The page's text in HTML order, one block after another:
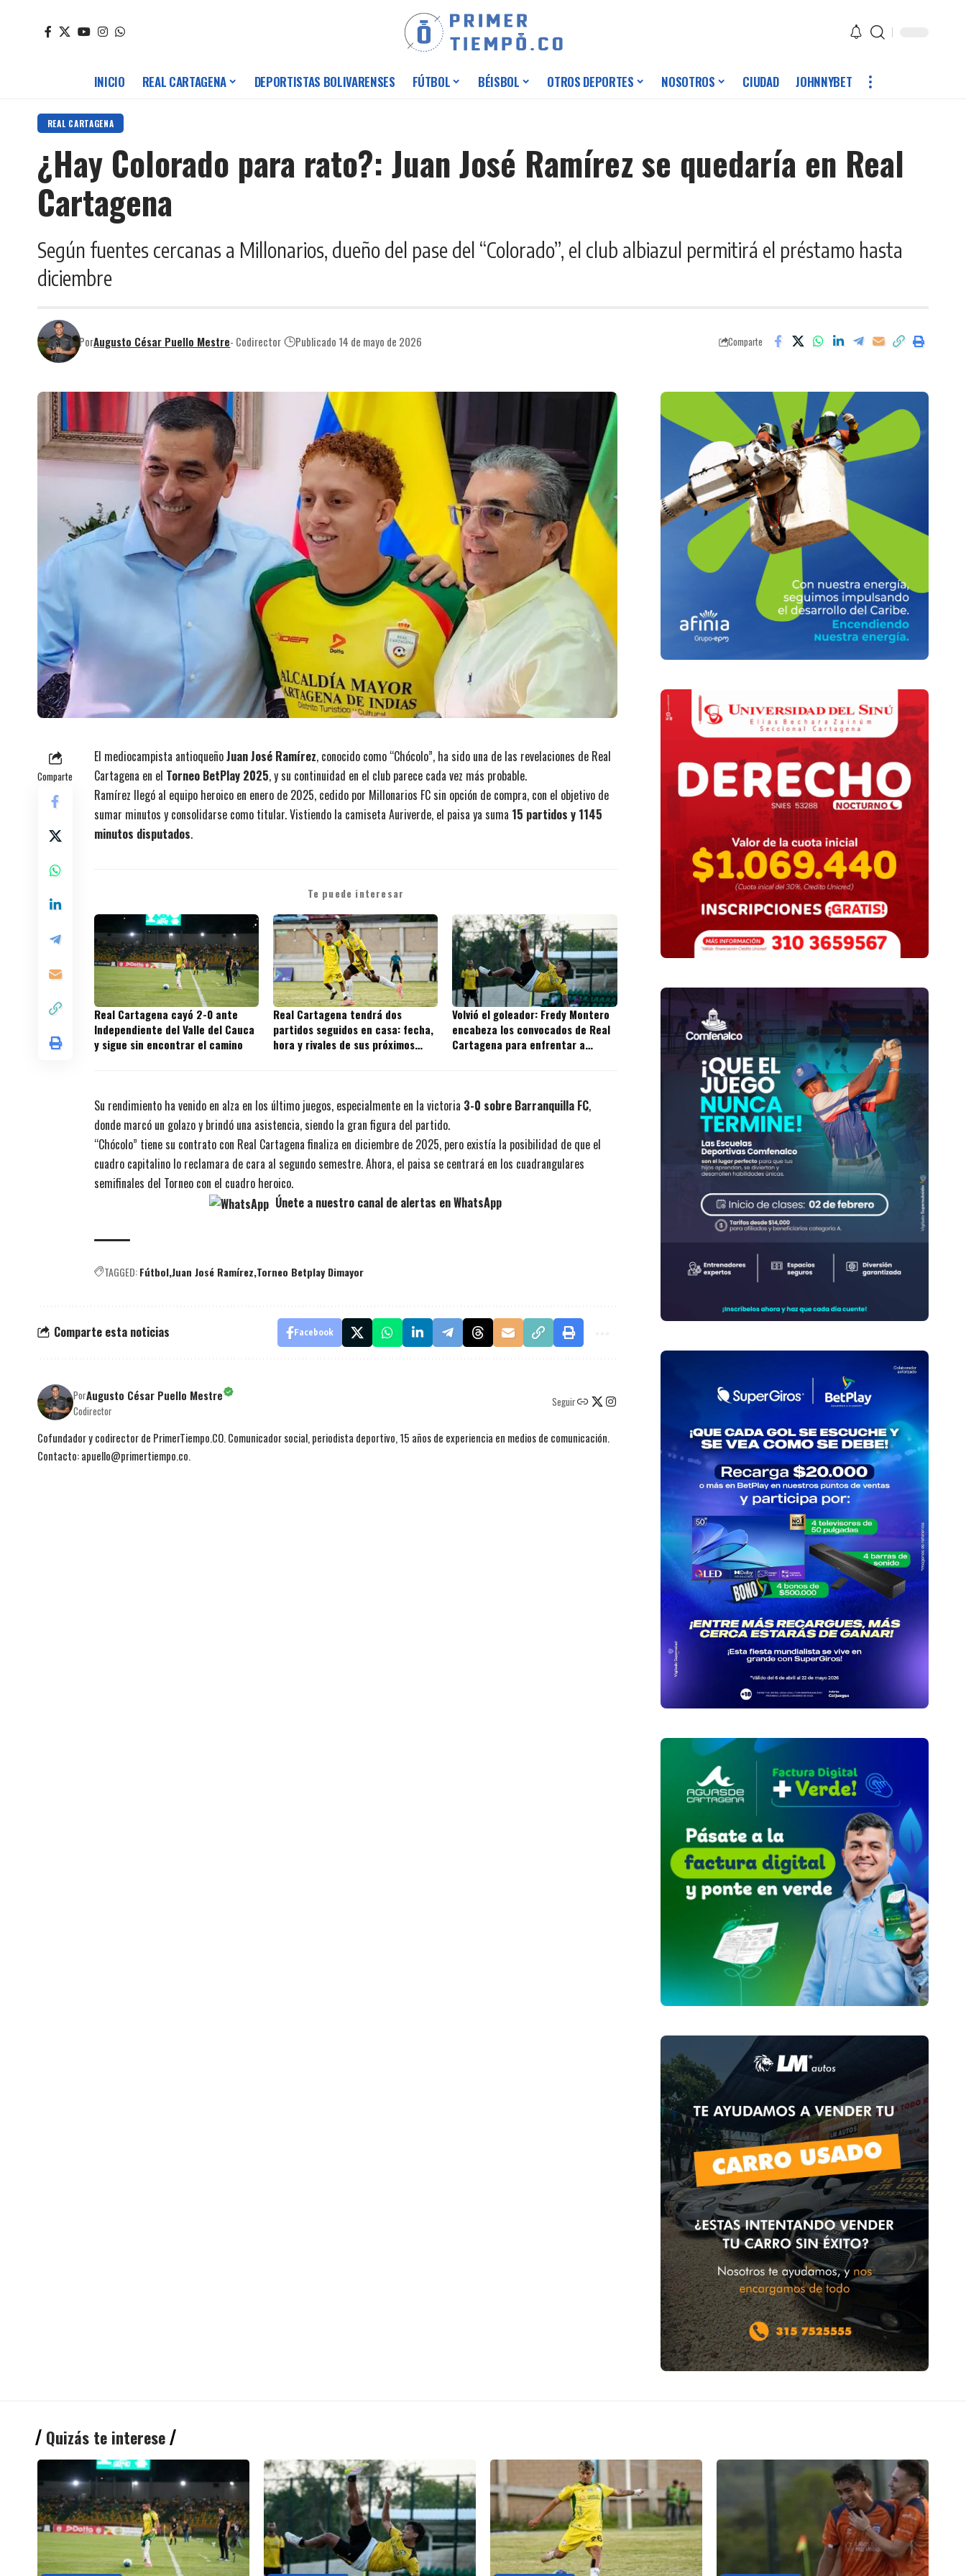
INICIO REAL CARTAGENA DEPORTISTAS BOLIVARENSES FÚTBOL BÉISBOL OTROS DEPORTES NOSOTROS CIUDAD JOHNNYBET
REAL CARTAGENA
¿Hay Colorado para rato?: Juan José Ramírez se quedaría en Real
Cartagena
Según fuentes cercanas a Millonarios, dueño del pase del “Colorado”, el club albiazul permitirá el préstamo hasta
diciembre
PorAugusto César Puello Mestre- Codirector Publicado 14 de mayo de 2026 Comparte
Comparte
El mediocampista antioqueñoJuan José Ramírez, conocido como “Chócolo”, ha sido una de las revelaciones de Real
Cartagena en el Torneo BetPlay 2025, y su continuidad en el club parece cada vez más probable.
Ramírez llegó al equipo heroico en enero de 2025, cedido por Millonarios FC sin opción de compra, con el objetivo de
sumar minutos y consolidarse como titular. Vistiendo la camiseta Auriverde, el paisa ya suma 15 partidos y 1145
minutos disputados.
Te puede interesar
Real Cartagena cayó 2-0 ante
Independiente del Valle del Cauca
y sigue sin encontrar el camino
Real Cartagena tendrá dos
partidos seguidos en casa: fecha,
hora y rivales de sus próximos
Volvió el goleador: Fredy Montero
encabeza los convocados de Real
Cartagena para enfrentar a
Su rendimiento ha venido en alza en los último juegos, especialmente en la victoria 3-0 sobre Barranquilla FC,
donde marcó un golazo y brindó una asistencia, siendo la gran figura del partido.
“Chócolo” tiene su contrato con Real Cartagena finaliza en diciembre de 2025, pero existía la posibilidad de que el
cuadro capitalino lo reclamara de cara al segundo semestre. Ahora, el paisa se centrará en los cuadrangulares
semifinales del Torneo con el cuadro heroico.
Únete a nuestro canal de alertas en WhatsApp
TAGGED:FútbolJuan José Ramírez Torneo Betplay Dimayor
Comparte esta noticias Facebook
PorAugusto César Puello Mestre
Codirector
Seguir
Cofundador y codirector de PrimerTiempo.CO. Comunicador social, periodista deportivo, 15 años de experiencia en medios de comunicación.
Contacto: apuello@primertiempo.co.
Quizás te interese